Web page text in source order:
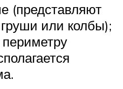
(представляют
или колбы);
периметру